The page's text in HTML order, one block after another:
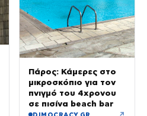
Πάρος: Κάμερες στο
μικροσκόπιο για τον
πνιγμό του 4χρονου
σε πισίνα beach bar